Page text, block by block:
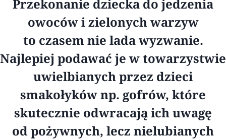
Przekonanie dziecka do jedzenia
owoców i zielonych warzyw
to czasem nie lada wyzwanie.
Najlepiej podawać je w towarzystwie
uwielbianych przez dzieci
smakołyków np. gofrów, które
skutecznie odwracają ich uwagę
od pożywnych, lecz nielubianych